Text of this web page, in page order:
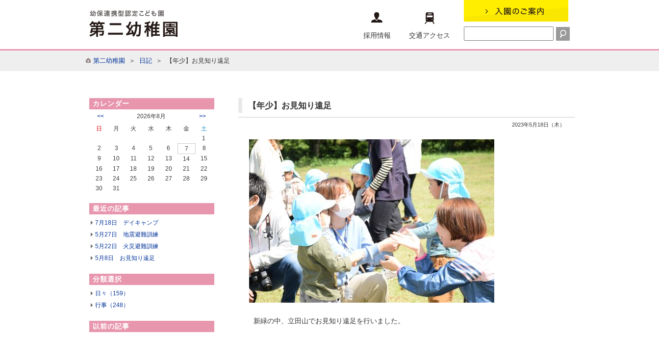
採用情報 交通アクセス
第二幼稚園 ＞ 日記＞ 【年少】お見知り遠足
カレンダー
<< 2026年8月 >>
日 月 火 水 木 金
土
1
2
3 4 5 6 7
8
9
10 11 12 13 14
15
16
17 18 19 20 21
22
23
24 25 26 27 28
29
30
31
最近の記事
7月18日 デイキャンプ
5月27日 地震避難訓練
5月22日 火災避難訓練
5月8日 お見知り遠足
分類選択
日々（159）
行事（248）
以前の記事
【年少】お見知り遠足
2023年5月18日（木）
新緑の中、立田山でお見知り遠足を行いました。